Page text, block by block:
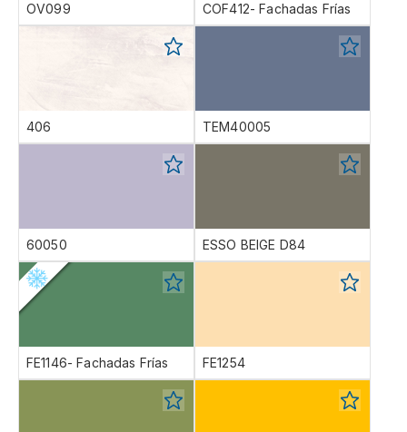
OV099 COF412- Fachadas Frías
406 TEM40005
60050 ESSO BEIGE D84
FE1146- Fachadas Frías FE1254